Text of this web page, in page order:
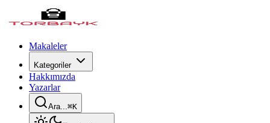
Makaleler
Kategoriler
Hakkımızda
Yazarlar
Ara...⌘K